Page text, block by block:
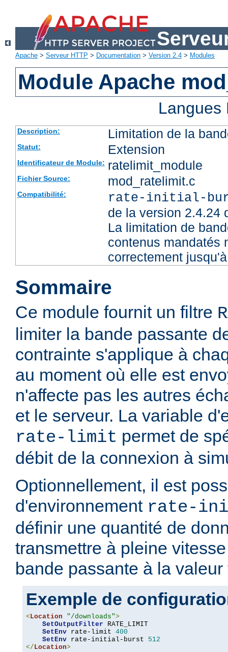
Apache > Serveur HTTP > Documentation > Version 2.4 > Modules
Module Apache
Description: Limitation de la
Statut: Extension
Identificateur de Module: ratelimit_module
Fichier Source: mod_ratelimit.c
Compatibilité: rate-initial-
de la version 2.4.24
La limitation de
contenus mandatés
correctement
Sommaire
Ce module fournit un filtre
limiter la bande passante
contrainte s'applique à
au moment où elle est
n'affecte pas les autres
et le serveur. La variable
rate-limit permet de
débit de la connexion à
Optionnellement, il est
d'environnement rate-
définir une quantité de
transmettre à pleine
bande passante à la
Exemple de
<Location "/downloads">
SetOutputFilter RATE_LIMIT
SetEnv rate-limit 400
SetEnv rate-initial-burst 512
</Location>